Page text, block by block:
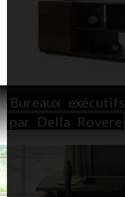
Bureaux exécutifs
par Della Rovere